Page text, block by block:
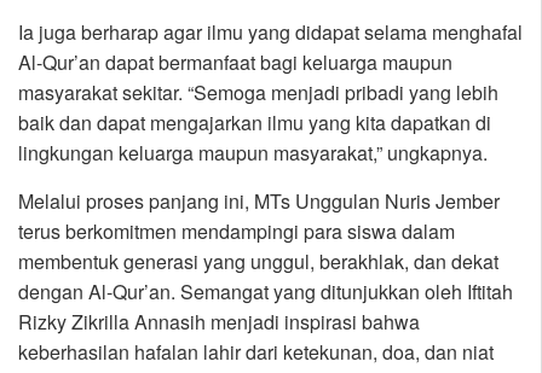
Ia juga berharap agar ilmu yang didapat selama menghafal
Al-Qur’an dapat bermanfaat bagi keluarga maupun
masyarakat sekitar. “Semoga menjadi pribadi yang lebih
baik dan dapat mengajarkan ilmu yang kita dapatkan di
lingkungan keluarga maupun masyarakat,” ungkapnya.
Melalui proses panjang ini, MTs Unggulan Nuris Jember
terus berkomitmen mendampingi para siswa dalam
membentuk generasi yang unggul, berakhlak, dan dekat
dengan Al-Qur’an. Semangat yang ditunjukkan oleh Iftitah
Rizky Zikrilla Annasih menjadi inspirasi bahwa
keberhasilan hafalan lahir dari ketekunan, doa, dan niat